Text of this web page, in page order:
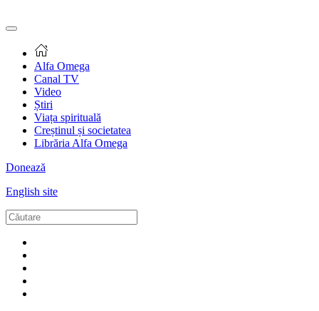
Alfa Omega
Canal TV
Video
Știri
Viața spirituală
Creștinul și societatea
Librăria Alfa Omega
Donează
English site